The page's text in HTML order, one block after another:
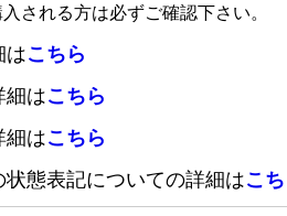
される方は必ずご確認下さい。
はこちら
細はこちら
細はこちら
態表記についての詳細はこ